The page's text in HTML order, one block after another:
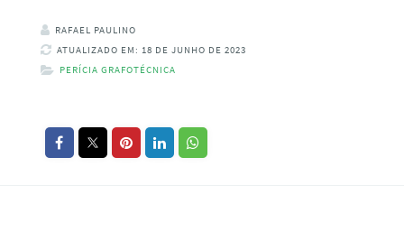
RAFAEL PAULINO
ATUALIZADO EM: 18 DE JUNHO DE 2023
PERÍCIA GRAFOTÉCNICA